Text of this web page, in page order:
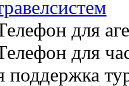
для
для
поддержка